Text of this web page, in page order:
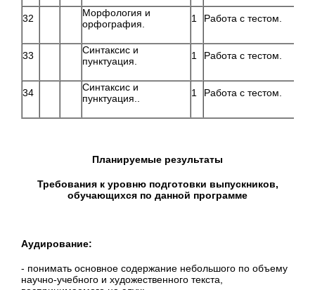
32
Морфология и
орфография.
1 Работа с тестом.
33
Синтаксис и
пунктуация.
1 Работа с тестом.
34
Синтаксис и
пунктуация..
1 Работа с тестом.
Планируемые результаты
Требования к уровню подготовки выпускников,
обучающихся по данной программе
Аудирование:
- понимать основное содержание небольшого по объему
научно-учебного и художественного текста,